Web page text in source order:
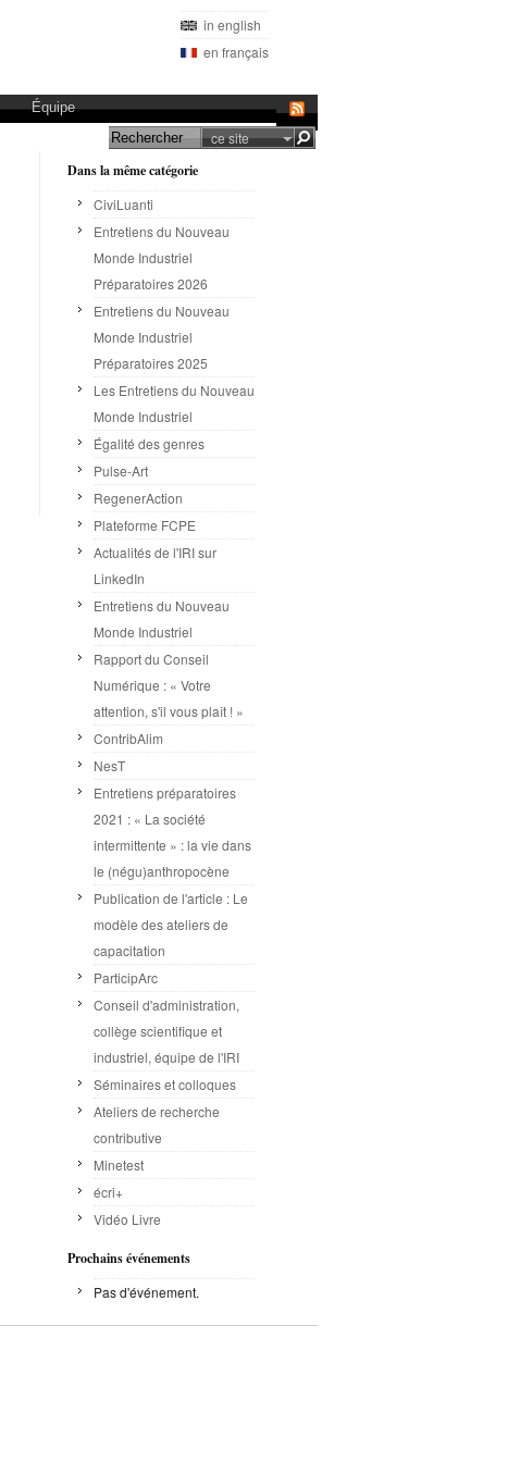
in english
en français
Équipe
ce site
Dans la même catégorie
CiviLuanti
Entretiens du Nouveau
Monde Industriel
Préparatoires 2026
Entretiens du Nouveau
Monde Industriel
Préparatoires 2025
Les Entretiens du Nouveau
Monde Industriel
Égalité des genres
Pulse-Art
RegenerAction
Plateforme FCPE
Actualités de l'IRI sur
LinkedIn
Entretiens du Nouveau
Monde Industriel
Rapport du Conseil
Numérique : « Votre
attention, s'il vous plaît ! »
ContribAlim
NesT
Entretiens préparatoires
2021 : « La société
intermittente » : la vie dans
le (négu)anthropocène
Publication de l'article : Le
modèle des ateliers de
capacitation
ParticipArc
Conseil d'administration,
collège scientifique et
industriel, équipe de l'IRI
Séminaires et colloques
Ateliers de recherche
contributive
Minetest
écri+
Vidéo Livre
Prochains événements
Pas d'événement.